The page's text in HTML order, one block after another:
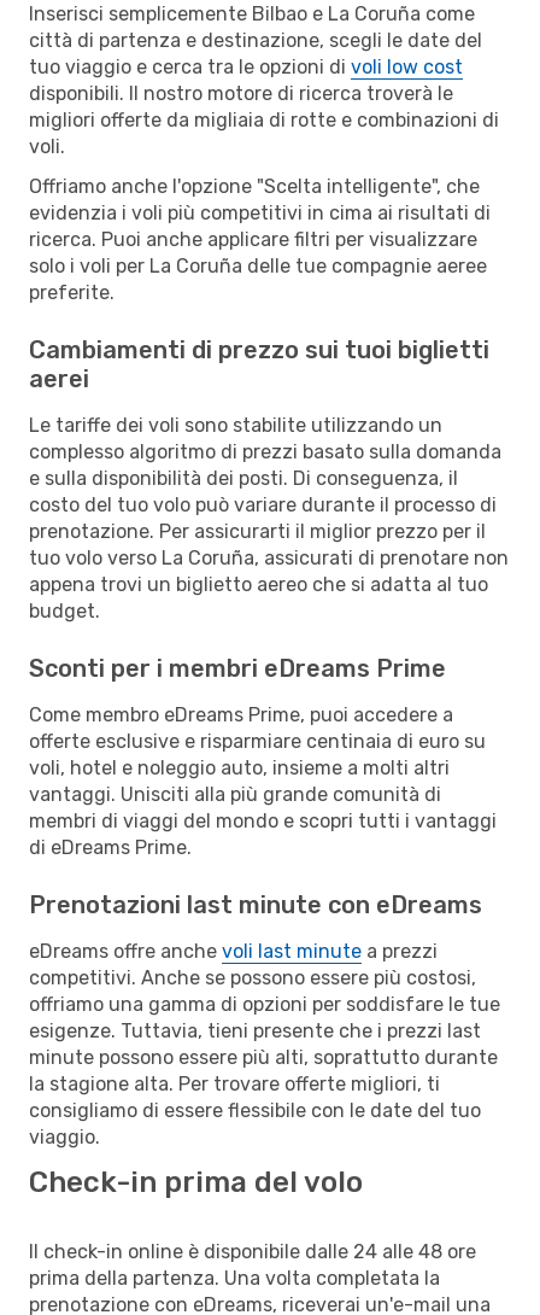
Inserisci semplicemente Bilbao e La Coruña come
città di partenza e destinazione, scegli le date del
tuo viaggio e cerca tra le opzioni di voli low cost
disponibili. Il nostro motore di ricerca troverà le
migliori offerte da migliaia di rotte e combinazioni di
voli.
Offriamo anche l'opzione "Scelta intelligente", che
evidenzia i voli più competitivi in cima ai risultati di
ricerca. Puoi anche applicare filtri per visualizzare
solo i voli per La Coruña delle tue compagnie aeree
preferite.
Cambiamenti di prezzo sui tuoi biglietti
aerei
Le tariffe dei voli sono stabilite utilizzando un
complesso algoritmo di prezzi basato sulla domanda
e sulla disponibilità dei posti. Di conseguenza, il
costo del tuo volo può variare durante il processo di
prenotazione. Per assicurarti il miglior prezzo per il
tuo volo verso La Coruña, assicurati di prenotare non
appena trovi un biglietto aereo che si adatta al tuo
budget.
Sconti per i membri eDreams Prime
Come membro eDreams Prime, puoi accedere a
offerte esclusive e risparmiare centinaia di euro su
voli, hotel e noleggio auto, insieme a molti altri
vantaggi. Unisciti alla più grande comunità di
membri di viaggi del mondo e scopri tutti i vantaggi
di eDreams Prime.
Prenotazioni last minute con eDreams
eDreams offre anche voli last minute a prezzi
competitivi. Anche se possono essere più costosi,
offriamo una gamma di opzioni per soddisfare le tue
esigenze. Tuttavia, tieni presente che i prezzi last
minute possono essere più alti, soprattutto durante
la stagione alta. Per trovare offerte migliori, ti
consigliamo di essere flessibile con le date del tuo
viaggio.
Check-in prima del volo
Il check-in online è disponibile dalle 24 alle 48 ore
prima della partenza. Una volta completata la
prenotazione con eDreams, riceverai un'e-mail una